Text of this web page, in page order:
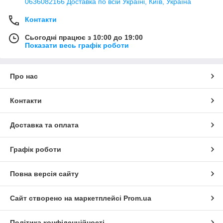
0636082166 Доставка по всій Україні, Київ, Україна
Контакти
Сьогодні працює з 10:00 до 19:00
Показати весь графік роботи
Про нас
Контакти
Доставка та оплата
Графік роботи
Повна версія сайту
Сайт створено на маркетплейсі Prom.ua